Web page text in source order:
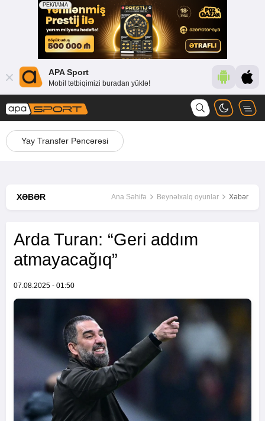
APA Sport
Mobil tətbiqimizi buradan yüklə!
Yay Transfer Pəncərəsi
XƏBƏR Ana Səhifə Beynəlxalq oyunlar Xəbər
Arda Turan: “Geri addım
atmayacağıq”
07.08.2025 - 01:50